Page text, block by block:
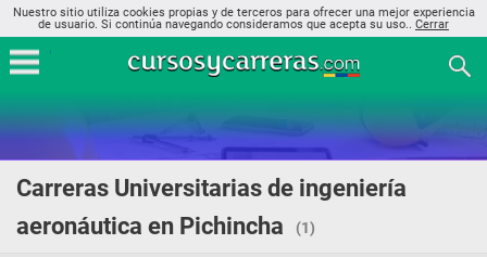
Nuestro sitio utiliza cookies propias y de terceros para ofrecer una mejor experiencia
de usuario. Si continúa navegando consideramos que acepta su uso.. Cerrar
Carreras Universitarias de ingeniería
aeronáutica en Pichincha
(1)